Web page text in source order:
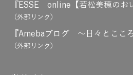
『ESSE online【若松美穂のお
（外部リンク）
『Amebaブログ ～日々とここ
（外部リンク）